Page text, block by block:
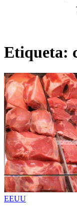
Etiqueta:
EEUU